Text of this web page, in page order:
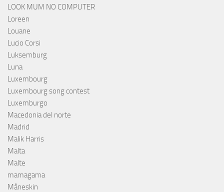
LOOK MUM NO COMPUTER
Loreen
Louane
Lucio Corsi
Luksemburg
Luna
Luxembourg
Luxembourg song contest
Luxemburgo
Macedonia del norte
Madrid
Malik Harris
Malta
Malte
mamagama
Måneskin